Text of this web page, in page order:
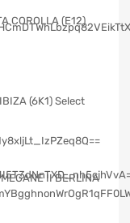
COROLLA (E12)
(6K1) Select
II BERLINA